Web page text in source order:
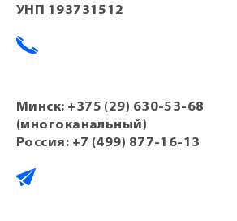
УНП 193731512
Минск: +375 (29) 630-53-68
(многоканальный)
Россия: +7 (499) 877-16-13